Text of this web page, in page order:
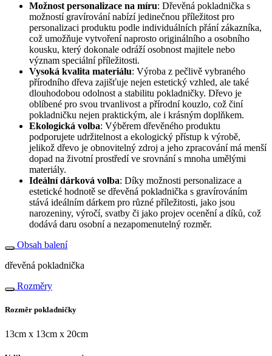
Možnost personalizace na míru: Dřevěná pokladnička s
možností gravírování nabízí jedinečnou příležitost pro
personalizaci produktu podle individuálních přání zákazníka,
což umožňuje vytvoření naprosto originálního a osobního
kousku, který dokonale odráží osobnost majitele nebo
význam speciální příležitosti.
Vysoká kvalita materiálu: Výroba z pečlivě vybraného
přírodního dřeva zajišťuje nejen estetický vzhled, ale také
dlouhodobou odolnost a stabilitu pokladničky. Dřevo je
oblíbené pro svou trvanlivost a přírodní kouzlo, což činí
pokladničku nejen praktickým, ale i krásným doplňkem.
Ekologická volba: Výběrem dřevěného produktu
podporujete udržitelnost a ekologický přístup k výrobě,
jelikož dřevo je obnovitelný zdroj a jeho zpracování má menší
dopad na životní prostředí ve srovnání s mnoha umělými
materiály.
Ideální dárková volba: Díky možnosti personalizace a
estetické hodnotě se dřevěná pokladnička s gravírováním
stává ideálním dárkem pro různé příležitosti, jako jsou
narozeniny, výročí, svatby či jako projev ocenění a díků, což
dodává daru osobní a nezapomenutelný rozměr.
Obsah balení
dřevěná pokladnička
Rozměry
Rozměr pokladničky
13cm x 13cm x 20cm